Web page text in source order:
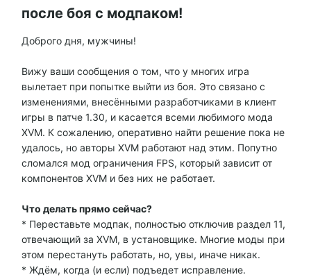
после боя с модпаком!
Доброго дня, мужчины!
Вижу ваши сообщения о том, что у многих игра
вылетает при попытке выйти из боя. Это связано с
изменениями, внесёнными разработчиками в клиент
игры в патче 1.30, и касается всеми любимого мода
XVM. К сожалению, оперативно найти решение пока не
удалось, но авторы XVM работают над этим. Попутно
сломался мод ограничения FPS, который зависит от
компонентов XVM и без них не работает.
Что делать прямо сейчас?
* Переставьте модпак, полностью отключив раздел 11,
отвечающий за XVM, в установщике. Многие моды при
этом перестануть работать, но, увы, иначе никак.
* Ждём, когда (и если) подъедет исправление.